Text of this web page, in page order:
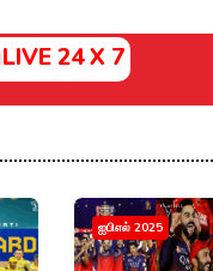
LIVE 24 X 7
ஐபிஎல் 2025